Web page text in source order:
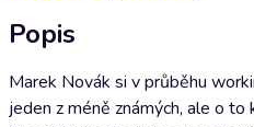
Popis
Marek Novák si v průběhu
jeden z méně známých, ale o